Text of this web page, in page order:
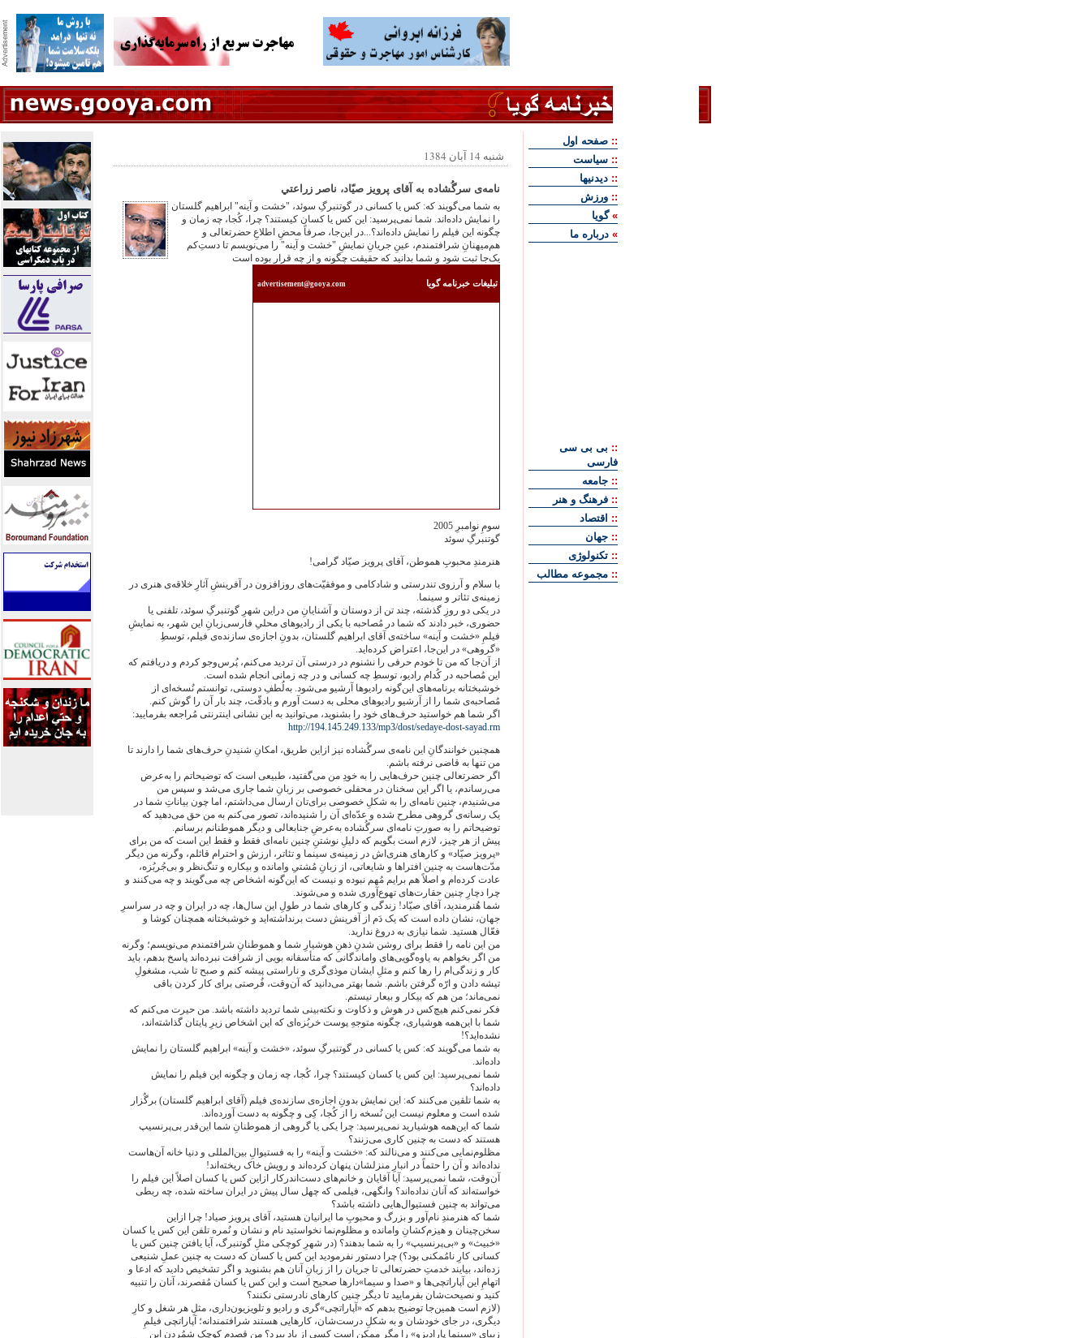
شنبه 14 آبان 1384
نامه‌ی سرگُشاده به آقای پرویز صیّاد، ناصر زراعتي
به شما می‌گویند که: کس یا کسانی در گوتنبرگِ سوئد، "خشت و آینه" ابراهیم گلستان
را نمایش داده‌اند. شما نمی‌پرسید: این کس یا کسان کیستند؟ چرا، کُجا، چه زمان و
چگونه این فیلم را نمایش داده‌اند؟...در این‌جا، صرفاً محضِ اطلاعِ حضرتعالی و
هم‌میهنانِ شرافتمندم، عینِ جریانِ نمایشِ "خشت و آینه" را می‌نویسم تا دستِ‌کم
یک‌جا ثبت شود و شما بدانید که حقیقت چگونه و از چه قرار بوده است
تبليغات خبرنامه گويا advertisement@gooya.com
سومِ نوامبرِ 2005
گوتنبرگِ سوئد
هنرمندِ محبوبِ هموطن، آقای پرویز صیّاد گرامی!
با سلام و آرزوی تندرستی و شادکامی و موفقیّت‌های روز‌افزون در آفرینشِ آثارِ خلاقه‌ی هنری در
زمینه‌ی تئاتر و سینما.
در یکی دو روزِ گذشته، چند تن از دوستان و آشنایانِ من دراین شهرِ گوتنبرگِ سوئد، تلفنی یا
حضوری، خبر دادند که شما در مُصاحبه با یکی از رادیوهای محلیِ فارسی‌زبانِ این شهر، به نمایشِ
فیلمِ «خشت و آینه» ساخته‌ی آقای ابراهیم گلستان، بدونِ اجازه‌ی سازنده‌ی فیلم، توسطِ
«گروهی» در این‌جا، اعتراض کرده‌اید.
از آن‌جا که من تا خودم حرفی را نشنوم در درستی آن تردید می‌کنم، پُرس‌وجو کردم و دریافتم که
این مُصاحبه در کُدام رادیو، توسطِ چه کسانی و در چه زمانی انجام شده است.
خوشبختانه برنامه‌های این‌گونه رادیوها آرشیو می‌شود. به‌لُطفِ دوستی، توانستم نُسخه‌ای از
مُصاحبه‌ی شما را از آرشیو رادیوهای محلی به دست آورم و با‌دقّت، چند بار آن را گوش کنم.
اگر شما هم خواستید حرف‌های خود را بشنوید، می‌توانید به این نشانی اینترنتی مُراجعه بفرمایید:
http://194.145.249.133/mp3/dost/sedaye-dost-sayad.rm
همچنین خوانندگانِ این نامه‌ی سرگُشاده نیز ازاین طریق، امکانِ شنیدنِ حرف‌های شما را دارند تا
من تنها به قاضی نرفته باشم.
اگر حضرتعالی چنین حرف‌هایی را به خودِ من می‌گفتید، طبیعی است که توضیحاتم را به‌عرض
می‌رساندم، یا اگر این سخنان در محفلی خصوصی بر زبانِ شما جاری می‌شد و سپس من
می‌شنیدم، چنین نامه‌ای را به شکلِ خصوصی برای‌تان ارسال می‌داشتم، اما چون بیاناتِ شما در
یک رسانه‌ی گروهی مطرح شده و عدّه‌ای آن را شنیده‌اند، تصور می‌کنم به من حق می‌دهید که
توضیحاتم را به صورتِ نامه‌ای سرگُشاده به‌عرضِ جنابعالی و دیگر هموطنانم برسانم.
پیش از هر چیز، لازم است بگویم که دلیلِ نوشتنِ چنین نامه‌ای فقط و فقط این است که من برای
«پرویز صیّاد» و کارهای هنری‌اش در زمینه‌ی سینما و تئاتر، ارزش و احترام قائلم، وگرنه من دیگر
مدّت‌هاست به چنین افتراها و شایعاتی، از زبانِ مُشتیِ وامانده و بیکاره و تنگ‌نظر و بی‌جُربُزه،
عادت کرده‌ام و اصلاً هم برایم مُهم نبوده و نیست که این‌گونه اشخاص چه می‌گویند و چه می‌کنند و
چرا دچارِ چنین حقارت‌های تهوع‌آوری شده و می‌شوند.
شما هُنرمندید، آقای صیّاد! زندگی و کارهای شما در طولِ این سال‌ها، چه در ایران و چه در سراسرِ
جهان، نشان داده است که یک دَم از آفرینش دست برنداشته‌اید و خوشبختانه همچنان کوشا و
فعّال هستید. شما نیازی به دروغ ندارید.
من این نامه را فقط برای روشن شدنِ ذهنِ هوشیارِ شما و هموطنانِ شرافتمندم می‌نویسم؛ وگرنه
من اگر بخواهم به یاوه‌گویی‌های واماندگانی که متأسفانه بویی از شرافت نبرده‌اند پاسخ بدهم، باید
کار و زندگی‌ام را رها کنم و مثلِ ایشان موذی‌گری و ناراستی پیشه کنم و صبح تا شب، مشغولِ
تیشه دادن و ارّه گرفتن باشم. شما بهتر می‌دانید که آن‌وقت، فُرصتی برای کار کردن باقی
نمی‌ماند؛ من هم که بیکار و بیعار نیستم.
فکر نمی‌کنم هیچ‌کس در هوش و ذکاوت و نکته‌بینی شما تردید داشته باشد. من حیرت می‌کنم که
شما با این‌همه هوشیاری، چگونه متوجهِ پوست خربُزه‌ای که این اشخاص زیرِ پایتان گذاشته‌اند،
نشده‌اید؟!
به شما می‌گویند که: کس یا کسانی در گوتنبرگِ سوئد، «خشت و آینه» ابراهیم گلستان را نمایش
داده‌اند.
شما نمی‌پرسید: این کس یا کسان کیستند؟ چرا، کُجا، چه زمان و چگونه این فیلم را نمایش
داده‌اند؟
به شما تلقین می‌کنند که: این نمایش بدونِ اجازه‌ی سازنده‌ی فیلم (آقای ابراهیم گلستان) برگُزار
شده است و معلوم نیست این نُسخه را از کُجا، کِی و چگونه به دست آورده‌اند.
شما که این‌همه هوشیارید نمی‌پرسید: چرا یکی یا گروهی از هموطنانِ شما این‌قدر بی‌پرنسیپ
هستند که دست به چنین کاری می‌زنند؟
مظلوم‌نمایی می‌کنند و می‌نالند که: «خشت و آینه» را به فستیوالِ بین‌المللی و دنیا خانه آن‌هاست
نداده‌اند و آن را حتماً در انبارِ منزلشان پنهان کرده‌اند و رویش خاک ریخته‌اند!
آن‌وقت، شما نمی‌پرسید: آیا آقایان و خانم‌های دست‌اندرکار ازاین کس یا کسان اصلاً این فیلم را
خواسته‌اند که آنان نداده‌اند؟ وانگهی، فیلمی که چهل سال پیش در ایران ساخته شده، چه ربطی
می‌تواند به چنین فستیوال‌هایی داشته باشد؟
شما که هنرمندِ نام‌آور و بزرگ و محبوبِ ما ایرانیان هستید، آقای پرویز صیاد! چرا ازاین
سخن‌چینان و هیزم‌کشانِ وامانده و مظلوم‌نما نخواستید نام و نشان و نُمره تلفن این کس یا کسان
«خبیث» و «بی‌پرنسیپ» را به شما بدهند؟ (در شهرِ کوچکی مثلِ گوتنبرگ، آیا یافتن چنین کس یا
کسانی کارِ نامُمکنی بود؟) چرا دستور نفرمودید این کس یا کسان که دست به چنین عملِ شنیعی
زده‌اند، بیایند خدمتِ حضرتعالی تا جریان را از زبانِ آنان هم بشنوید و اگر تشخیص دادید که ادعا و
اتهامِ این آپاراتچی‌ها و «صدا و سیما»دارها صحیح است و این کس یا کسان مُقصرند، آنان را تنبیه
کنید و نصیحت‌شان بفرمایید تا دیگر چنین کارهای نادرستی نکنند؟
(لازم است همین‌جا توضیح بدهم که «آپاراتچی»گری و رادیو و تلویزیون‌داری، مثلِ هر شغل و کارِ
دیگری، در جای خودشان و به شکلِ درست‌شان، کارهایی هستند شرافتمندانه؛ آپاراتچی فیلمِ
زیبای «سینما پارادیزو» را مگر ممکن است کسی از یاد ببرد؟ من قصدم کوچک شمُردنِ این
:: صفحه اول
:: سياست
:: ديدنيها
:: ورزش
»گويا
» درباره ما
:: بی بی سی
فارسی
:: جامعه
:: فرهنگ و هنر
:: اقتصاد
:: جهان
:: تکنولوژی
:: مجموعه مطالب